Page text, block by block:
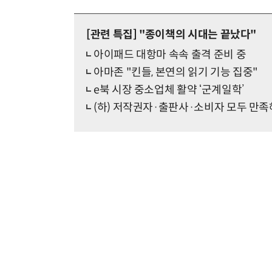
[관련 특집] "종이책의 시대는 끝났다"
아이패드 대항마 속속 출격 준비 중
아마존 "킨들, 본연의 읽기 기능 집중"
e북 시장 중소업체 활약 ‘군계일학’
(하) 저작권자·출판사·소비자 모두 만족